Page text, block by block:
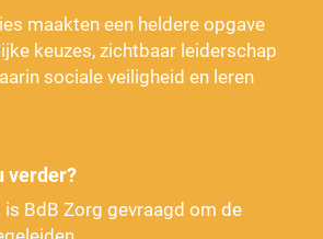
maakten een heldere opgave
keuzes, zichtbaar leiderschap
sociale veiligheid en leren
verder?
BdB Zorg gevraagd om de